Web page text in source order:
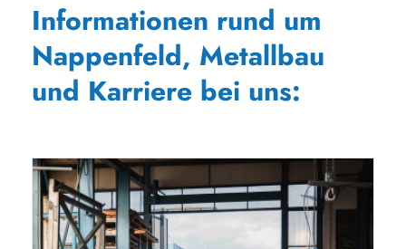
Informationen rund um
Nappenfeld, Metallbau
und Karriere bei uns: